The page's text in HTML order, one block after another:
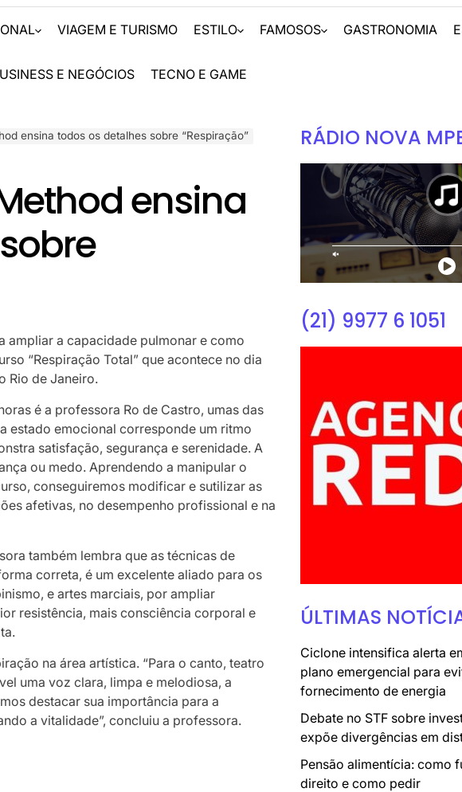
VIAGEM E TURISMO ESTILO FAMOSOS GASTRONOMIA
E NEGÓCIOS TECNO E GAME
ensina todos os detalhes sobre “Respiração”
ensina
ampliar a capacidade pulmonar e como
“Respiração Total” que acontece no dia
Rio de Janeiro.
é a professora Ro de Castro, umas das
estado emocional corresponde um ritmo
satisfação, segurança e serenidade. A
ou medo. Aprendendo a manipular o
conseguiremos modificar e sutilizar as
afetivas, no desempenho profissional e na
também lembra que as técnicas de
correta, é um excelente aliado para os
e artes marciais, por ampliar
resistência, mais consciência corporal e
na área artística. “Para o canto, teatro
uma voz clara, limpa e melodiosa, a
destacar sua importância para a
a vitalidade”, concluiu a professora.
RÁDIO NOVA
(21) 9977 6 1051
ÚLTIMAS
Ciclone intensifica alerta
plano emergencial para
fornecimento de energia
Debate no STF sobre
expõe divergências em
Pensão alimentícia: como
direito e como pedir